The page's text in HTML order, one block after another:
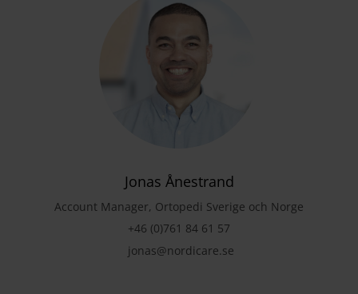
Jonas Ånestrand
Account Manager, Ortopedi Sverige och Norge
+46 (0)761 84 61 57
jonas@nordicare.se